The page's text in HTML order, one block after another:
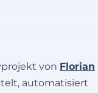
von Florian
automatisiert